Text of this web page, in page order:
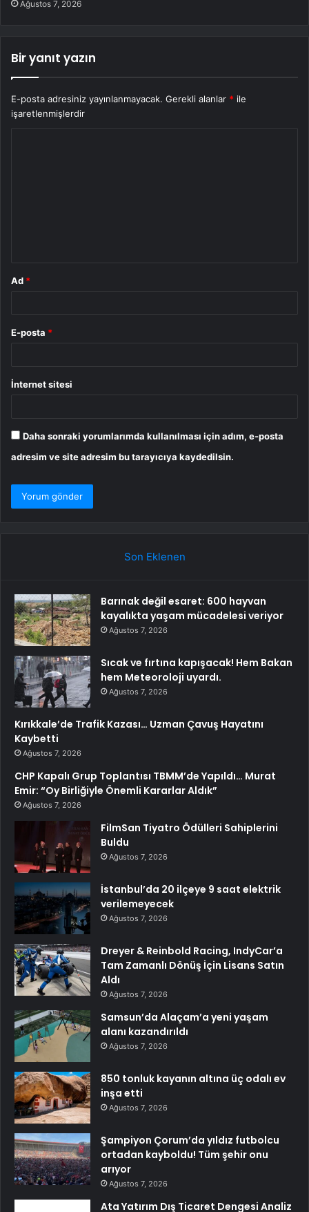
Ağustos 7, 2026
Bir yanıt yazın
E-posta adresiniz yayınlanmayacak. Gerekli alanlar * ile
işaretlenmişlerdir
Ad *
E-posta *
İnternet sitesi
Daha sonraki yorumlarımda kullanılması için adım, e-posta
adresim ve site adresim bu tarayıcıya kaydedilsin.
Son Eklenen
Barınak değil esaret: 600 hayvan
kayalıkta yaşam mücadelesi veriyor
Ağustos 7, 2026
Sıcak ve fırtına kapışacak! Hem Bakan
hem Meteoroloji uyardı.
Ağustos 7, 2026
Kırıkkale’de Trafik Kazası… Uzman Çavuş Hayatını
Kaybetti
Ağustos 7, 2026
CHP Kapalı Grup Toplantısı TBMM’de Yapıldı… Murat
Emir: “Oy Birliğiyle Önemli Kararlar Aldık”
Ağustos 7, 2026
FilmSan Tiyatro Ödülleri Sahiplerini
Buldu
Ağustos 7, 2026
İstanbul’da 20 ilçeye 9 saat elektrik
verilemeyecek
Ağustos 7, 2026
Dreyer & Reinbold Racing, IndyCar’a
Tam Zamanlı Dönüş İçin Lisans Satın
Aldı
Ağustos 7, 2026
Samsun’da Alaçam’a yeni yaşam
alanı kazandırıldı
Ağustos 7, 2026
850 tonluk kayanın altına üç odalı ev
inşa etti
Ağustos 7, 2026
Şampiyon Çorum’da yıldız futbolcu
ortadan kayboldu! Tüm şehir onu
arıyor
Ağustos 7, 2026
Ata Yatırım Dış Ticaret Dengesi Analiz